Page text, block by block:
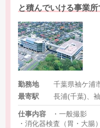
と積んでいける事業
勤務地
千葉県袖ケ浦
最寄駅
長浦(千葉)、
仕事内容
・一般撮影
・消化器検査（胃・大腸）